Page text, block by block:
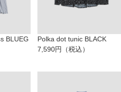
BLUEG
Polka dot tunic BLACK
7,590円（税込）